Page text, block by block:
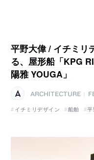
平野大偉 / イチミリ
る、屋形船「KPG
陽雅 YOUGA」
ARCHITECTURE
イチミリデザイン
船舶